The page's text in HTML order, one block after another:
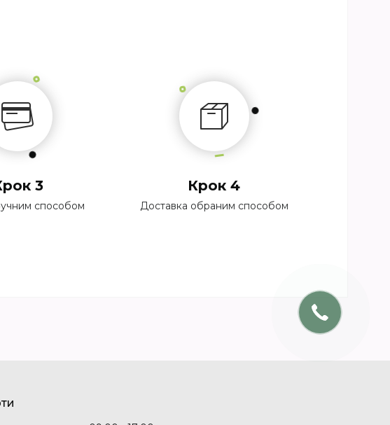
3
способом
Крок 4
Доставка обраним способом